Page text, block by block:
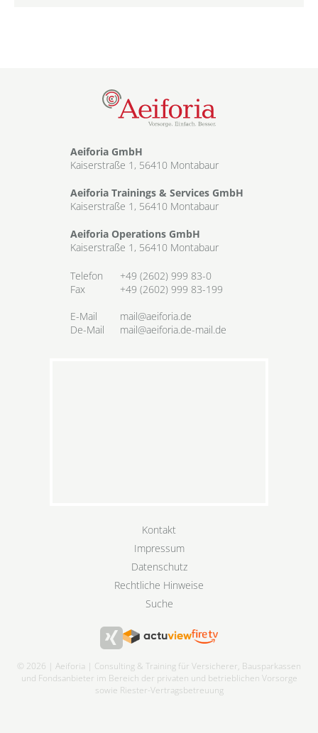
Aeiforia GmbH
Kaiserstraße 1, 56410 Montabaur
Aeiforia Trainings & Services GmbH
Kaiserstraße 1, 56410 Montabaur
Aeiforia Operations GmbH
Kaiserstraße 1, 56410 Montabaur
Telefon
+49 (2602) 999 83-0
Fax
+49 (2602) 999 83-199
E-Mail
mail@aeiforia.de
De-Mail
mail@aeiforia.de-mail.de
Kontakt
Impressum
Datenschutz
Rechtliche Hinweise
Suche
© 2026 | Aeiforia | Consulting & Training für Versicherer, Bausparkassen
und Fondsanbieter im Bereich der privaten und betrieblichen Vorsorge
sowie Riester-Vertragsbetreuung